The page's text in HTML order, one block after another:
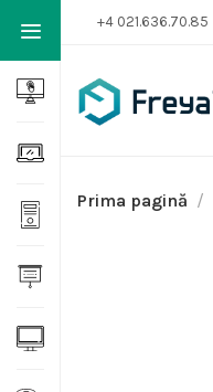
+4 021.636.70.85
Prima pagină